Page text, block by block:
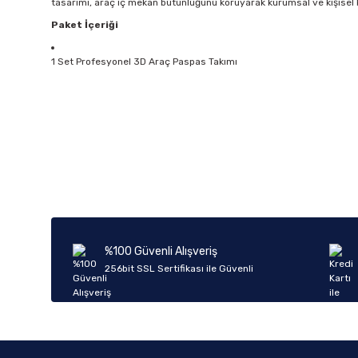
tasarımı, araç iç mekan bütünlüğünü koruyarak kurumsal ve
Paket İçeriği
1 Set Profesyonel 3D Araç Paspas Takımı
Ürün fiyatı diğer sitelerden daha pahalı.
Bu ürüne benzer farklı alternatifler olmalı.
%100 Güvenli Alışveriş
256bit SSL Sertifikası ile Güvenli